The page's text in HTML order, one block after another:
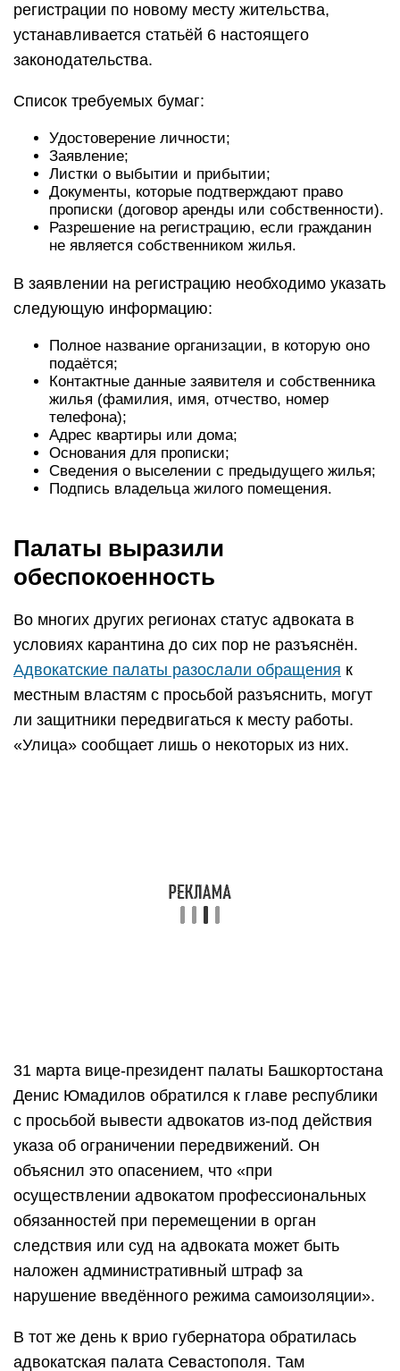
регистрации по новому месту жительства,
устанавливается статьёй 6 настоящего
законодательства.
Список требуемых бумаг:
Удостоверение личности;
Заявление;
Листки о выбытии и прибытии;
Документы, которые подтверждают право
прописки (договор аренды или собственности).
Разрешение на регистрацию, если гражданин
не является собственником жилья.
В заявлении на регистрацию необходимо указать
следующую информацию:
Полное название организации, в которую оно
подаётся;
Контактные данные заявителя и собственника
жилья (фамилия, имя, отчество, номер
телефона);
Адрес квартиры или дома;
Основания для прописки;
Сведения о выселении с предыдущего жилья;
Подпись владельца жилого помещения.
Палаты выразили
обеспокоенность
Во многих других регионах статус адвоката в
условиях карантина до сих пор не разъяснён.
Адвокатские палаты разослали обращения к
местным властям с просьбой разъяснить, могут
ли защитники передвигаться к месту работы.
«Улица» сообщает лишь о некоторых из них.
31 марта вице-президент палаты Башкортостана
Денис Юмадилов обратился к главе республики
с просьбой вывести адвокатов из-под действия
указа об ограничении передвижений. Он
объяснил это опасением, что «при
осуществлении адвокатом профессиональных
обязанностей при перемещении в орган
следствия или суд на адвоката может быть
наложен административный штраф за
нарушение введённого режима самоизоляции».
В тот же день к врио губернатора обратилась
адвокатская палата Севастополя. Там